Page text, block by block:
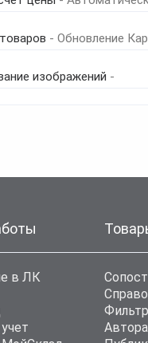
- Обновление
изображений -
в ЛК